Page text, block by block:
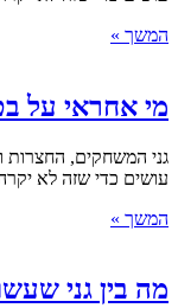
המשך »
מי אחראי על
גני המשחקים, החצרות
עושים כדי שזה לא
המשך »
מה בין גני